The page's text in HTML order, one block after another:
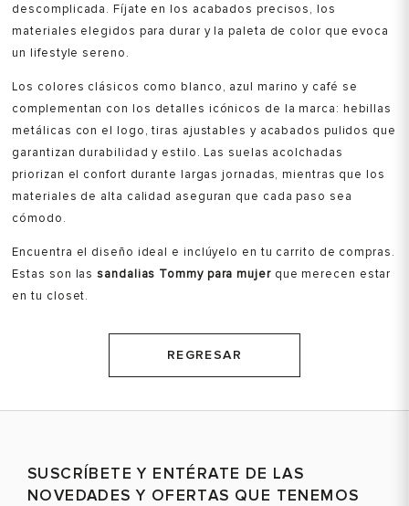
descomplicada. Fíjate en los acabados precisos, los
materiales elegidos para durar y la paleta de color que evoca
un lifestyle sereno.
Los colores clásicos como blanco, azul marino y café se
complementan con los detalles icónicos de la marca: hebillas
metálicas con el logo, tiras ajustables y acabados pulidos que
garantizan durabilidad y estilo. Las suelas acolchadas
priorizan el confort durante largas jornadas, mientras que los
materiales de alta calidad aseguran que cada paso sea
cómodo.
Encuentra el diseño ideal e inclúyelo en tu carrito de compras.
Estas son lassandalias Tommy para mujerque merecen estar
en tu closet.
REGRESAR
SUSCRÍBETE Y ENTÉRATE DE LAS
NOVEDADES Y OFERTAS QUE TENEMOS